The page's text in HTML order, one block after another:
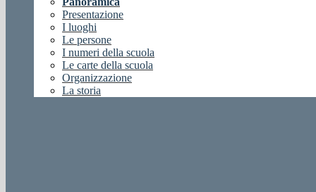
Presentazione
I luoghi
Le persone
I numeri della scuola
Le carte della scuola
Organizzazione
La storia